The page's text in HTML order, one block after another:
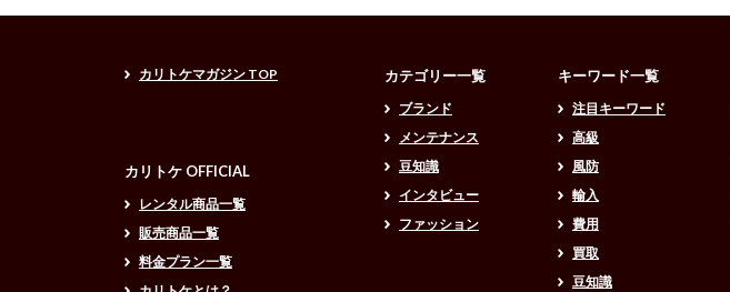
カリトケマガジン TOP
カリトケ OFFICIAL
レンタル商品一覧
販売商品一覧
料金プラン一覧
カテゴリー一覧
ブランド
メンテナンス
豆知識
インタビュー
ファッション
キーワード一覧
注目キーワード
高級
風防
輸入
費用
買取
豆知識